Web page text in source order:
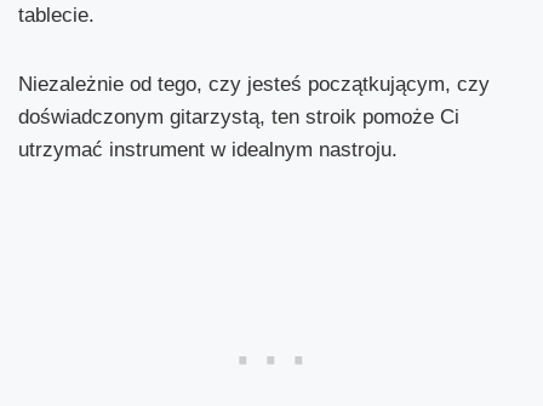
tablecie.
Niezależnie od tego, czy jesteś początkującym, czy
doświadczonym gitarzystą, ten stroik pomoże Ci
utrzymać instrument w idealnym nastroju.